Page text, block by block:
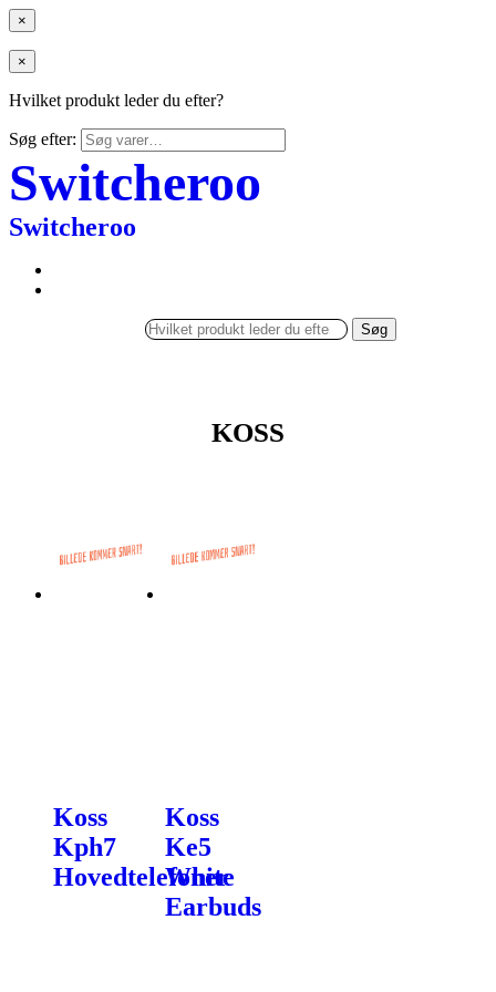
×
×
Hvilket produkt leder du efter?
Søg efter:
Switcheroo
Switcheroo
Søg
KOSS
Koss
Kph7
Hovedtelefoner
Koss
Ke5
White
Earbuds